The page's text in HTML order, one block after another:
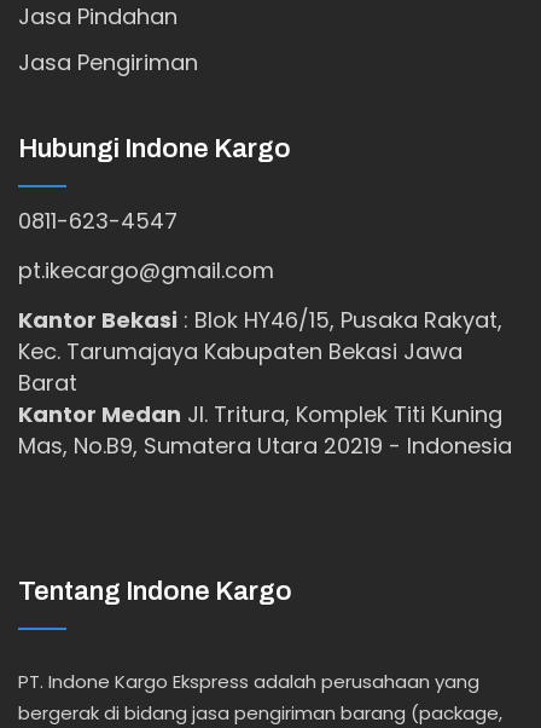
Jasa Pindahan
Jasa Pengiriman
Hubungi Indone Kargo
0811-623-4547
pt.ikecargo@gmail.com
Kantor Bekasi : Blok HY46/15, Pusaka Rakyat,
Kec. Tarumajaya Kabupaten Bekasi Jawa
Barat
Kantor Medan Jl. Tritura, Komplek Titi Kuning
Mas, No.B9, Sumatera Utara 20219 - Indonesia
Tentang Indone Kargo
PT. Indone Kargo Ekspress adalah perusahaan yang
bergerak di bidang jasa pengiriman barang (package,